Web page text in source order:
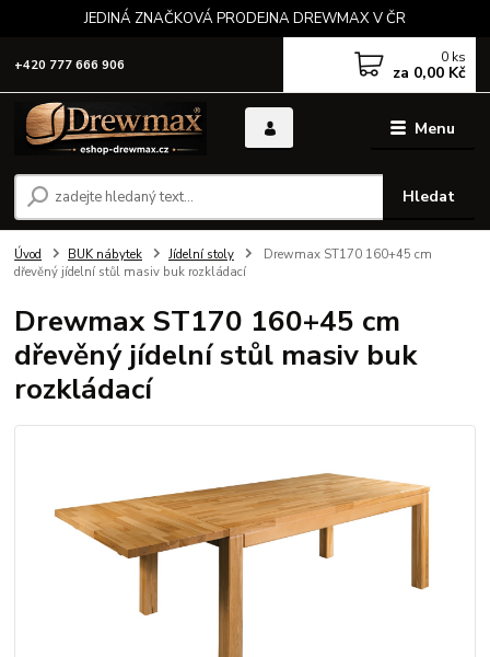
JEDINÁ ZNAČKOVÁ PRODEJNA DREWMAX V ČR
Menu
Hledat
+420 777 666 906 0 ks
za 0,00 Kč
Úvod BUK nábytek Jídelní stoly
Drewmax ST170 160+45 cm
dřevěný jídelní stůl masiv buk rozkládací
Drewmax ST170 160+45 cm
dřevěný jídelní stůl masiv buk
rozkládací